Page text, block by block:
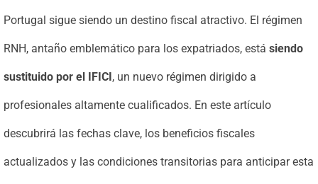
Portugal sigue siendo un destino fiscal atractivo. El régimen
RNH, antaño emblemático para los expatriados, está siendo
sustituido por el IFICI, un nuevo régimen dirigido a
profesionales altamente cualificados. En este artículo
descubrirá las fechas clave, los beneficios fiscales
actualizados y las condiciones transitorias para anticipar esta